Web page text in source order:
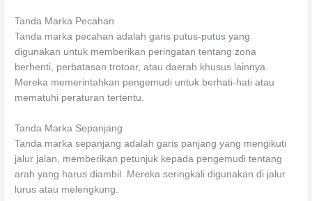
Tanda Marka Pecahan
Tanda marka pecahan adalah garis putus-putus yang
digunakan untuk memberikan peringatan tentang zona
berhenti, perbatasan trotoar, atau daerah khusus lainnya.
Mereka memerintahkan pengemudi untuk berhati-hati atau
mematuhi peraturan tertentu.
Tanda Marka Sepanjang
Tanda marka sepanjang adalah garis panjang yang mengikuti
jalur jalan, memberikan petunjuk kepada pengemudi tentang
arah yang harus diambil. Mereka seringkali digunakan di jalur
lurus atau melengkung.